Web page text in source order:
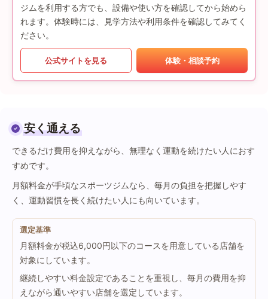
ジムを利用する方でも、設備や使い方を確認してから始めら
れます。体験時には、見学方法や利用条件を確認してみてく
ださい。
公式サイトを見る 体験・相談予約
安く通える
できるだけ費用を抑えながら、無理なく運動を続けたい人におす
すめです。
月額料金が手頃なスポーツジムなら、毎月の負担を把握しやす
く、運動習慣を長く続けたい人にも向いています。
選定基準
月額料金が税込6,000円以下のコースを用意している店舗を
対象にしています。
継続しやすい料金設定であることを重視し、毎月の費用を抑
えながら通いやすい店舗を選定しています。